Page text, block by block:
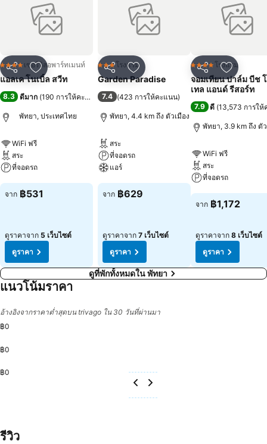
แชร์ เพิ่มในรายการโปรด
4 ดาว เซอร์วิสอพาร์ทเมนท์
แอลเค โนเบิ้ล สวีท
8.3 ดีมาก (190 การให้คะแนน
พัทยา, ประเทศไทย
WiFi ฟรี
สระ
ที่จอดรถ
ดูราคา
จาก ฿531
ดูราคาจาก 5 เว็บไซต์
ดูราคา
แชร์ เพิ่มในรายการโปรด
3 ดาวโรงแรม
Garden Paradise
7.4 (423 การให้คะแนน)
พัทยา, 4.4 km ถึง ตัวเมือง
สระ
ที่จอดรถ
แอร์
ดูราคา
จาก ฿629
ดูราคาจาก 7 เว็บไซต์
ดูราคา
แชร์ เพิ่มในรา
4 ดาว โรงแรม
จอมเทียน ปาล์ม บีช
เทล แอนด์ รีสอร์ท
7.9 ดี (13,573 การให้
พัทยา, 3.9 km ถึง ตั
WiFi ฟรี
สระ
ที่จอดรถ
ดูราคา
จาก ฿1,172
ดูราคาจาก 8 เว็บไซต์
ดูราคา
ดูที่พักทั้งหมดใน พัทยา
แนวโน้มราคา
อ้างอิงจากราคาต่ำสุดบน trivago ใน 30 วันที่ผ่านมา
฿0
฿0
฿0
รีวิว